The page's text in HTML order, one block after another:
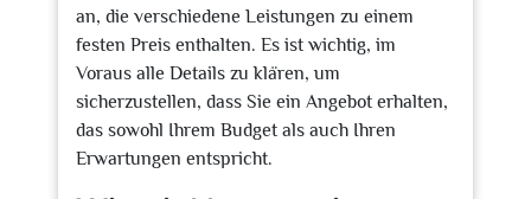
an, die verschiedene Leistungen zu einem
festen Preis enthalten. Es ist wichtig, im
Voraus alle Details zu klären, um
sicherzustellen, dass Sie ein Angebot erhalten,
das sowohl Ihrem Budget als auch Ihren
Erwartungen entspricht.